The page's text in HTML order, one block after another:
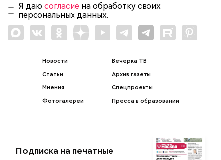
Я даю согласие на обработку своих
персональных данных.
Новости
Статьи
Мнения
Фотогалереи
Вечерка ТВ
Архив газеты
Спецпроекты
Пресса в образовании
Подписка на печатные